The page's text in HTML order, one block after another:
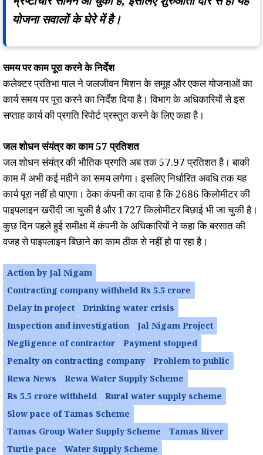
योजना सवालों के घेरे में है।
समय पर काम पूरा करने के निर्देश
कलेक्टर प्रतिभा पाल ने जलजीवन मिशन के समूह और एकल योजनाओं का
कार्य समय पर पूरा करने का निर्देश दिया है। विभाग के अधिकारियों से इस
सप्ताह कार्य की प्रगति रिपोर्ट प्रस्तुत करने के लिए कहा है।
जल शोधन संयंत्र का काम 57 प्रतिशत
जल शोधन संयंत्र की भौतिक प्रगति अब तक 57.97 प्रतिशत है। बाकी
काम में अभी कई महीने का समय लगेगा। इसलिए निर्धारित अवधि तक यह
कार्य पूरा नहीं हो पाएगा। ठेका कंपनी का दावा है कि 2686 किलोमीटर की
पाइपलाइन खरीदी जा चुकी है और 1727 किलोमीटर बिछाई भी जा चुकी है।
कुछ दिन पहले हुई समीक्षा में कंपनी के अधिकारियों ने कहा कि बरसात की
वजह से पाइपलाइन बिछाने का काम ठीक से नहीं हो पा रहा है।
Action by Jal Nigam
Contracting company withheld Rs 5.5 crore
Delay in project
Drinking water crisis
Inspection and investigation
Jal Nigam Project
Negligence of contractor
Payment stopped
Penalty on contracting company
Problem to public
Rewa News
Rewa Water Supply Scheme
Rs 5.5 crore withheld
Rural water supply scheme
Slow pace of Tamas Scheme
Tamas Group Water Supply Scheme
Tamas River
Turtle pace
Water Supply Scheme